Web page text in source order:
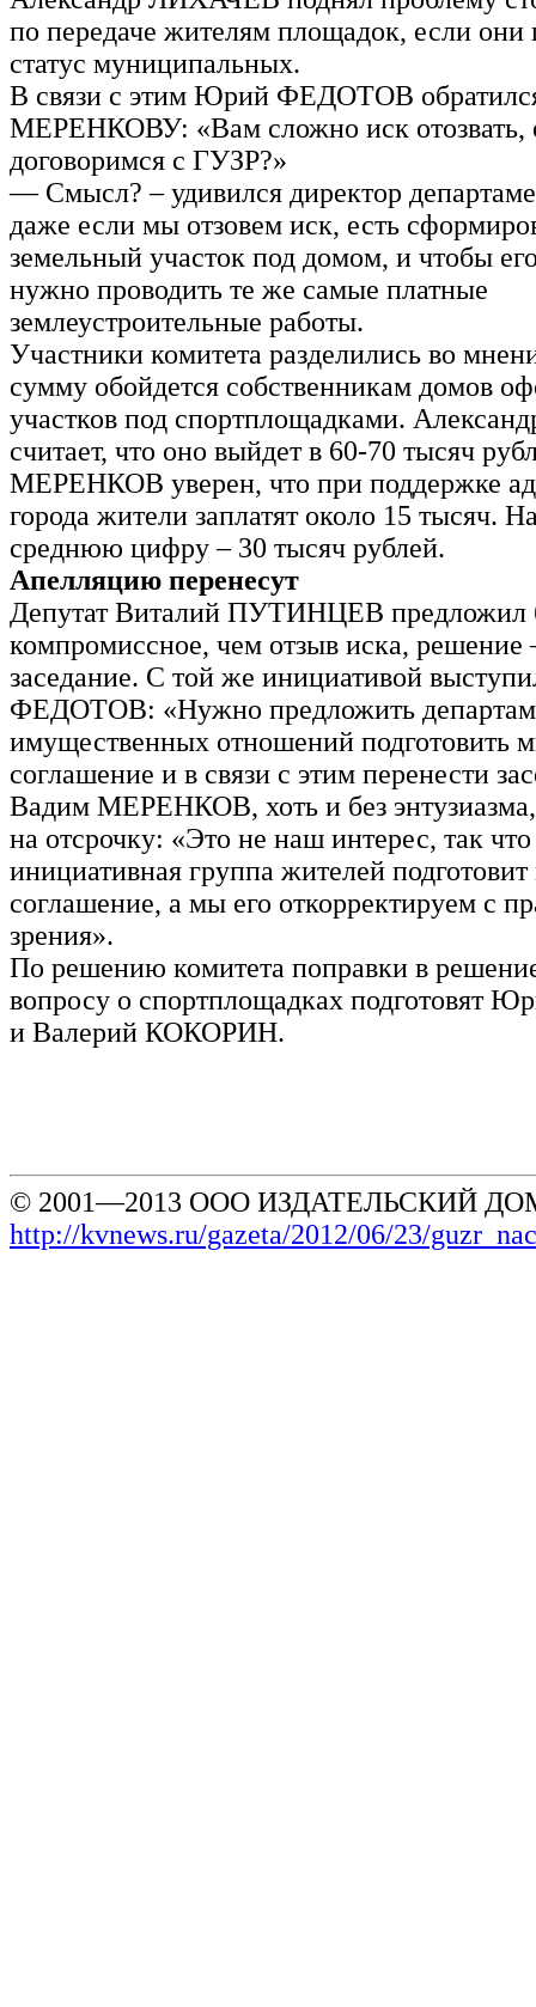
по передаче жителям площадок, если они
статус муниципальных.
В связи с этим Юрий ФЕДОТОВ
МЕРЕНКОВУ: «Вам сложно иск отозвать,
договоримся с ГУЗР?»
— Смысл? – удивился директор
даже если мы отзовем иск, есть
земельный участок под домом, и чтобы
нужно проводить те же самые платные
землеустроительные работы.
Участники комитета разделились во
сумму обойдется собственникам домов
участков под спортплощадками.
считает, что оно выйдет в 60-70 тысяч
МЕРЕНКОВ уверен, что при поддержке
города жители заплатят около 15 тысяч.
среднюю цифру – 30 тысяч рублей.
Апелляцию перенесут
Депутат Виталий ПУТИНЦЕВ предложил
компромиссное, чем отзыв иска, решение
заседание. С той же инициативой
ФЕДОТОВ: «Нужно предложить
имущественных отношений подготовить
соглашение и в связи с этим перенести
Вадим МЕРЕНКОВ, хоть и без энтузиазма,
на отсрочку: «Это не наш интерес, так что
инициативная группа жителей
соглашение, а мы его откорректируем с
зрения».
По решению комитета поправки в
вопросу о спортплощадках подготовят
и Валерий КОКОРИН.
© 2001—2013 ООО ИЗДАТЕЛЬСКИЙ
http://kvnews.ru/gazeta/2012/06/23/